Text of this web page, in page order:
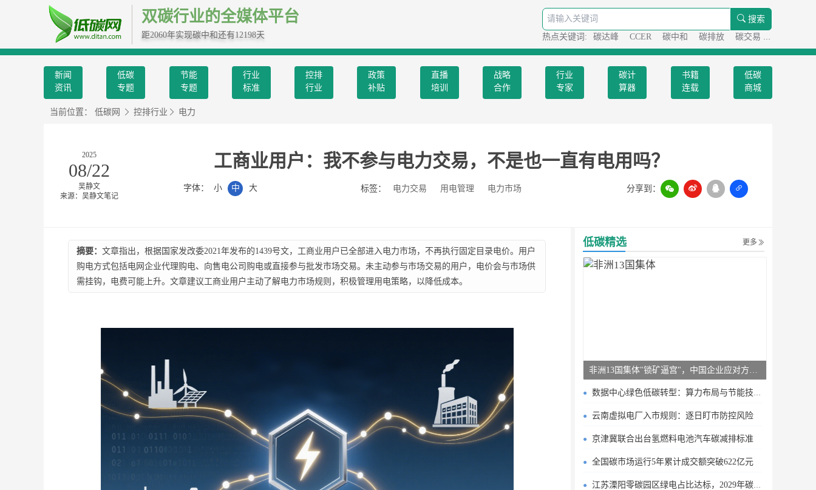
双碳行业的全媒体平台
距2060年实现碳中和还有12198天
搜索
热点关键词:
碳达峰 CCER 碳中和 碳排放 碳交易
新闻
资讯
低碳
专题
节能
专题
行业
标准
控排
行业
政策
补贴
直播
培训
战略
合作
行业
专家
碳计
算器
书籍
连载
低碳
商城
当前位置： 低碳网 控排行业 电力
2025
08/22
吴静文
来源：吴静文笔记
工商业用户：我不参与电力交易，不是也一直有电用吗？
字体： 小 中 大 标签： 电力交易 用电管理 电力市场 分享到：
摘要： 文章指出，根据国家发改委2021年发布的1439号文，工商业用户已全部进入电力市场，不再执行固定目录电价。用户
购电方式包括电网企业代理购电、向售电公司购电或直接参与批发市场交易。未主动参与市场交易的用户，电价会与市场供
需挂钩，电费可能上升。文章建议工商业用户主动了解电力市场规则，积极管理用电策略，以降低成本。
低碳精选 更多
非洲13国集体"锁矿逼宫"，中国企业应对方案曝光
数据中心绿色低碳转型：算力布局与节能技术突破
云南虚拟电厂入市规则：逐日盯市防控风险
京津冀联合出台氢燃料电池汽车碳减排标准
全国碳市场运行5年累计成交额突破622亿元
江苏溧阳零碳园区绿电占比达标，2029年碳排目标明确